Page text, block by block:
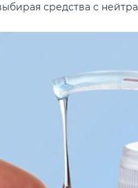
средства с